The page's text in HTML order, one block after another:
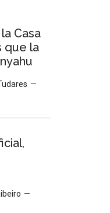
Casa
que la